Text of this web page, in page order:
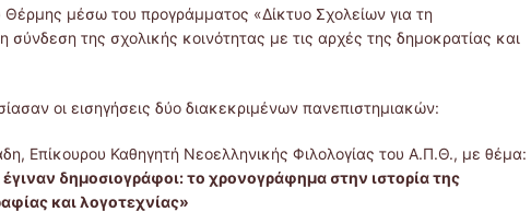
μέσω του προγράμματος «Δίκτυο Σχολείων για τη
σύνδεση της σχολικής κοινότητας με τις αρχές της δημοκρατίας και
οι εισηγήσεις δύο διακεκριμένων πανεπιστημιακών:
Επίκουρου Καθηγητή Νεοελληνικής Φιλολογίας του Α.Π.Θ., με θέμα:
δημοσιογράφοι: το χρονογράφημα στην ιστορία της
και λογοτεχνίας»